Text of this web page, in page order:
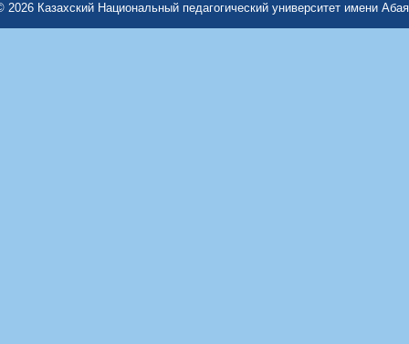
2026 Казахский Национальный педагогический университет имени Абая